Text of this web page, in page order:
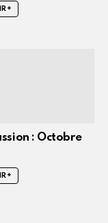
+
: Octobre
+